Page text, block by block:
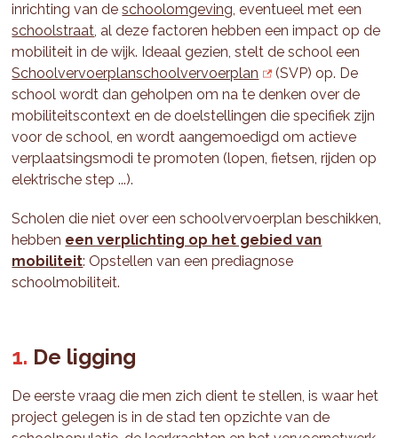
inrichting van deschoolomgeving , eventueel met een
schoolstraat , al deze factoren hebben een impact op de
mobiliteit in de wijk. Ideaal gezien, stelt de school een
Schoolvervoerplanschoolvervoerplan
(SVP) op. De
school wordt dan geholpen om na te denken over de
mobiliteitscontext en de doelstellingen die specifiek zijn
voor de school, en wordt aangemoedigd om actieve
verplaatsingsmodi te promoten (lopen, fietsen, rijden op
elektrische step ...).
Scholen die niet over een schoolvervoerplan beschikken,
hebben een verplichting op het gebied van
mobiliteit: Opstellen van een prediagnose
schoolmobiliteit.
De ligging
De eerste vraag die men zich dient te stellen, is waar het
project gelegen is in de stad ten opzichte van de